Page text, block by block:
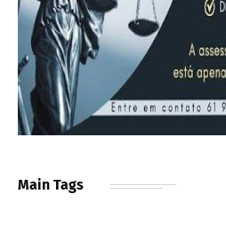
Main Tags